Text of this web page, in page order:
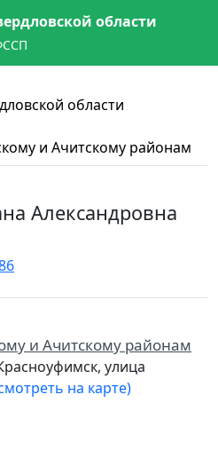
области
области
и Ачитскому районам
Александровна
и Ачитскому районам
улица
на карте)